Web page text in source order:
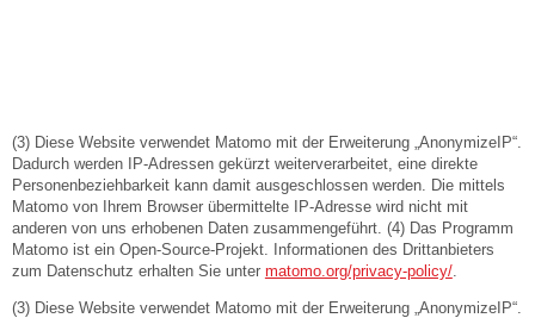
(3) Diese Website verwendet Matomo mit der Erweiterung „AnonymizeIP“.
Dadurch werden IP-Adressen gekürzt weiterverarbeitet, eine direkte
Personenbeziehbarkeit kann damit ausgeschlossen werden. Die mittels
Matomo von Ihrem Browser übermittelte IP-Adresse wird nicht mit
anderen von uns erhobenen Daten zusammengeführt. (4) Das Programm
Matomo ist ein Open-Source-Projekt. Informationen des Drittanbieters
zum Datenschutz erhalten Sie unter matomo.org/privacy-policy/.
(3) Diese Website verwendet Matomo mit der Erweiterung „AnonymizeIP“.